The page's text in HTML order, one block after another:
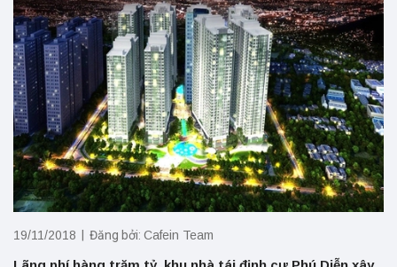
19/11/2018 | Đăng bởi: Cafein Team